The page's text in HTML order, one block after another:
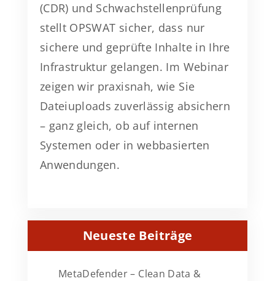
(CDR) und Schwachstellenprüfung
stellt OPSWAT sicher, dass nur
sichere und geprüfte Inhalte in Ihre
Infrastruktur gelangen. Im Webinar
zeigen wir praxisnah, wie Sie
Dateiuploads zuverlässig absichern
– ganz gleich, ob auf internen
Systemen oder in webbasierten
Anwendungen.
Neueste Beiträge
MetaDefender – Clean Data &